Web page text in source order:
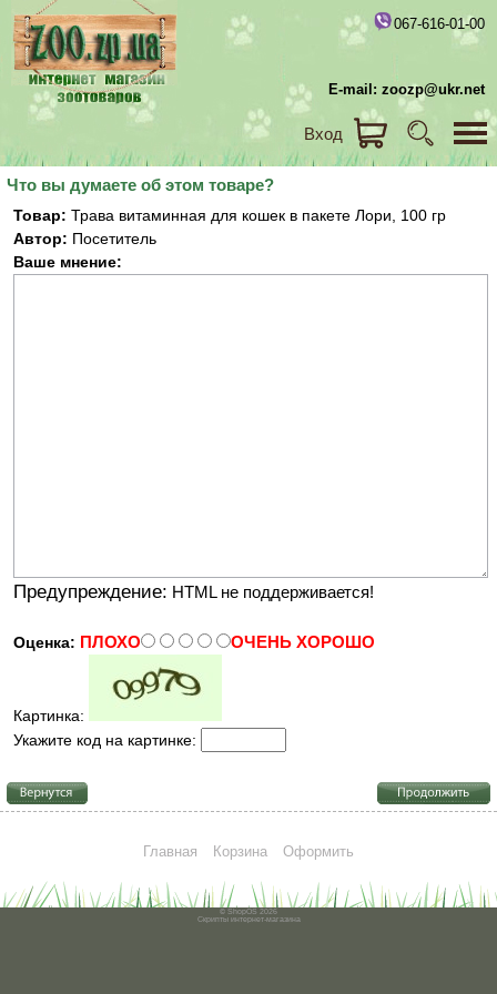
067-616-01-00
E-mail: zoozp@ukr.net
Вход
Что вы думаете об этом товаре?
Товар: Трава витаминная для кошек в пакете Лори, 100 гр
Автор: Посетитель
Ваше мнение:
Предупреждение: HTML не поддерживается!
Оценка: ПЛОХО ОЧЕНЬ ХОРОШО
Картинка:
Укажите код на картинке:
Главная Корзина Оформить
© ShopOS 2026
Скрипты интернет-магазина